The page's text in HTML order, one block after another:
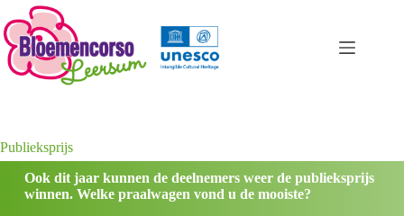
Publieksprijs
Ook dit jaar kunnen de deelnemers weer de publieksprijs
winnen. Welke praalwagen vond u de mooiste?